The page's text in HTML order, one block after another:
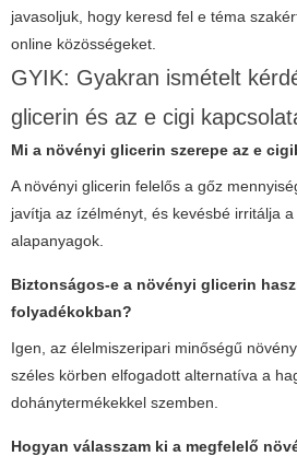
javasoljuk, hogy keresd fel e téma
online közösségeket.
GYIK: Gyakran ismételt
glicerin és az e cigi
Mi a növényi glicerin szerepe az e
A növényi glicerin felelős a gőz
javítja az ízélményt, és kevésbé irritálja
alapanyagok.
Biztonságos-e a növényi glicerin
folyadékokban?
Igen, az élelmiszeripari minőségű
széles körben elfogadott alternatíva a
dohánytermékekkel szemben.
Hogyan válasszam ki a megfelelő